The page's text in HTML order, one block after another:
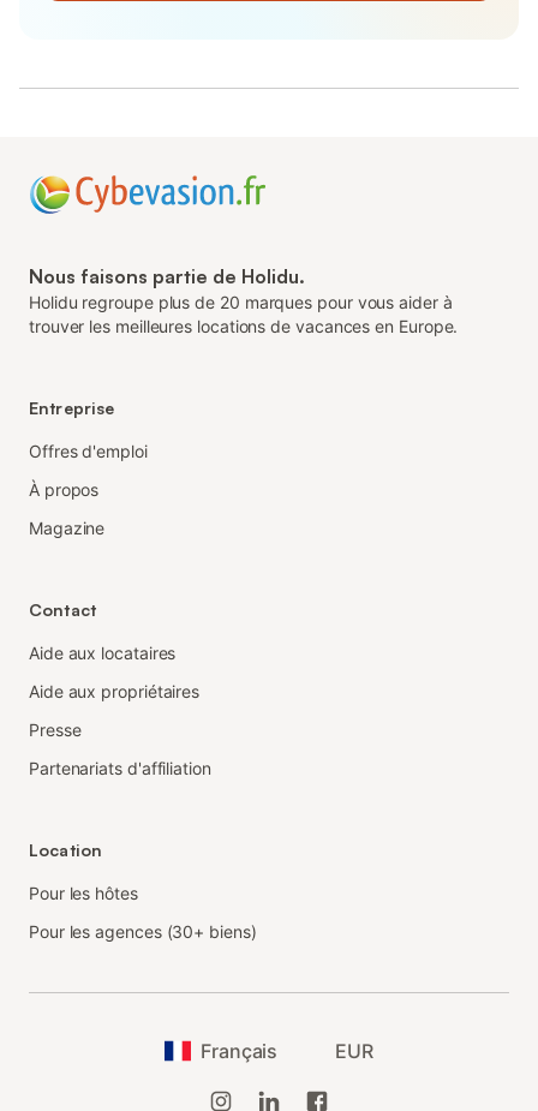
Nous faisons partie de Holidu.
Holidu regroupe plus de 20 marques pour vous aider à
trouver les meilleures locations de vacances en Europe.
Entreprise
Offres d'emploi
À propos
Magazine
Contact
Aide aux locataires
Aide aux propriétaires
Presse
Partenariats d'affiliation
Location
Pour les hôtes
Pour les agences (30+ biens)
Français EUR